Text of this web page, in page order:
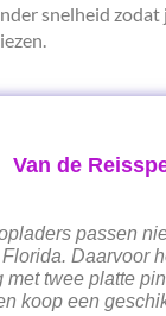
snelheid
Van de
passen
Daarvoor
met twee platte
koop een